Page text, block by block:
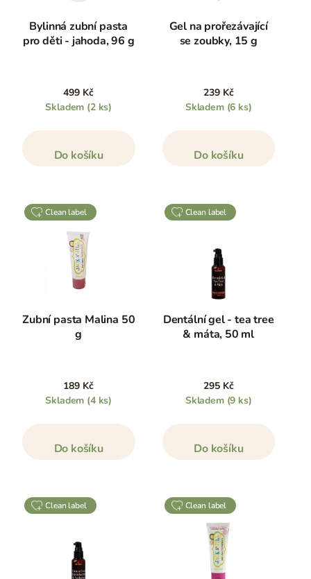
Bylinná zubní pasta
pro děti - jahoda, 96 g
499 Kč
Skladem (2 ks)
Do košíku
Gel na prořezávající
se zoubky, 15 g
239 Kč
Skladem (6 ks)
Do košíku
clean label
Zubní pasta Malina 50
g
189 Kč
Skladem (4 ks)
Do košíku
clean label
Dentální gel - tea tree
& máta, 50 ml
295 Kč
Skladem (9 ks)
Do košíku
clean label clean label